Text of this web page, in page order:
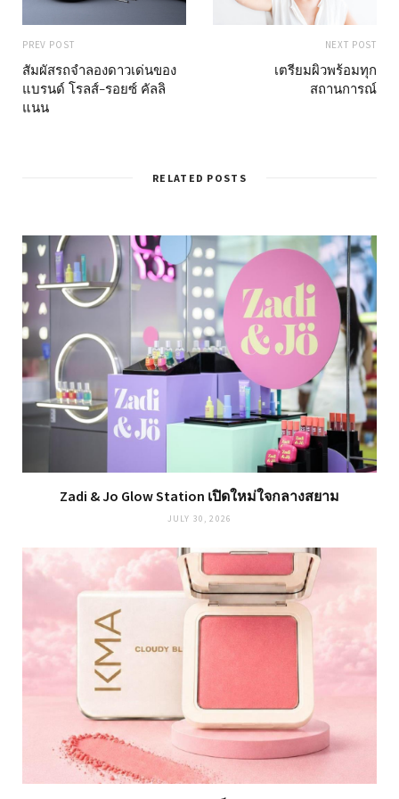
PREV POST
สัมผัสรถจำลองดาวเด่นของ
แบรนด์ โรลส์-รอยซ์ คัลลิ
แนน
NEXT POST
เตรียมผิวพร้อมทุก
สถานการณ์
RELATED POSTS
Zadi & Jo Glow Station เปิดใหม่ใจกลางสยาม
JULY 30, 2026